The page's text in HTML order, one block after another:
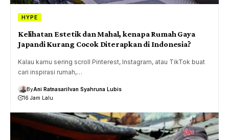
HYPE
Kelihatan Estetik dan Mahal, kenapa Rumah Gaya
Japandi Kurang Cocok Diterapkan di Indonesia?
Kalau kamu sering scroll Pinterest, Instagram, atau TikTok buat
cari inspirasi rumah,…
ByAni RatnasariIvan Syahruna Lubis
16 Jam Lalu